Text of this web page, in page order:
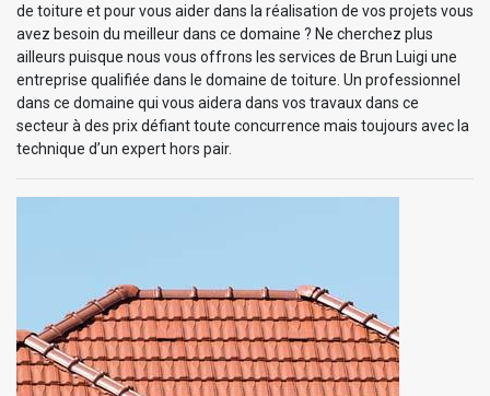
de toiture et pour vous aider dans la réalisation de vos projets vous
avez besoin du meilleur dans ce domaine ? Ne cherchez plus
ailleurs puisque nous vous offrons les services de Brun Luigi une
entreprise qualifiée dans le domaine de toiture. Un professionnel
dans ce domaine qui vous aidera dans vos travaux dans ce
secteur à des prix défiant toute concurrence mais toujours avec la
technique d’un expert hors pair.